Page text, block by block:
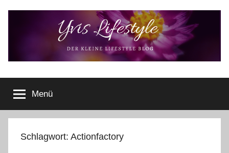
Yvis
Lifestyle
Lifestyle
Blog
–
Lifestyle,
Menü
Schlagwort: Actionfactory